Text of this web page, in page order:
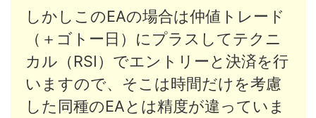
しかしこのEAの場合は仲値トレード
（＋ゴトー日）にプラスしてテクニ
カル（RSI）でエントリーと決済を行
いますので、そこは時間だけを考慮
した同種のEAとは精度が違っていま